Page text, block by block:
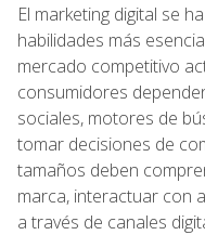
El marketing digital se
habilidades más
mercado competitivo
consumidores
sociales, motores de
tomar decisiones de
tamaños deben
marca, interactuar con
a través de canales